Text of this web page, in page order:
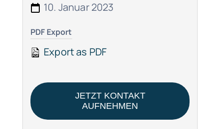
10. Januar 2023
PDF Export
Export as PDF
JETZT KONTAKT
AUFNEHMEN